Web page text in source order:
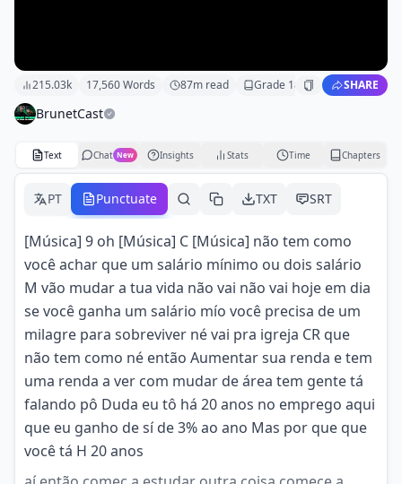
215.03k 17,560Words 87m read Grade 18 SHARE
BrunetCast
Text Chat New Insights Stats Time Chapters
PT Punctuate TXT SRT
[Música] 9 oh [Música] C [Música] não tem como
você achar que um salário mínimo ou dois salário
M vão mudar a tua vida não vai não vai hoje em dia
se você ganha um salário mío você precisa de um
milagre para sobreviver né vai pra igreja CR que
não tem como né então Aumentar sua renda e tem
uma renda a ver com mudar de área tem gente tá
falando pô Duda eu tô há 20 anos no emprego aqui
que eu ganho de sí de 3% ao ano Mas por que que
você tá H 20 anos